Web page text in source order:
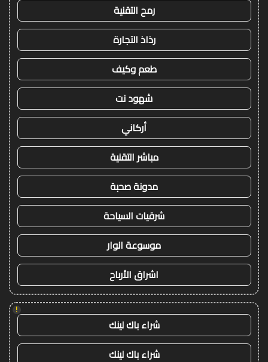
رمح التقنية
رذاذ التجارة
طعم وكيف
شهود نت
أركاني
مباشر التقنية
مدونة صحبة
شرقيات السياحة
موسوعة انوار
اشراق الأرباح
!
شراء باك لينك
شراء باك لينك